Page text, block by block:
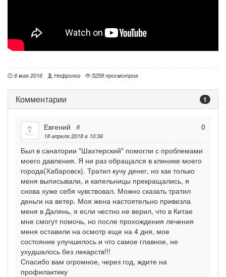
6 мая 2016 Нефролог 5259 просмотров
Комментарии 1
0
Евгений #
18 апреля 2018 в 10:36
Был в санатории "Шахтерский" помогли с проблемами
моего давления. Я ни раз обращался в клинике моего
города(Хабаровск). Тратил кучу денег, но как только
меня выписывали, и капельницы прекращались, я
снова хуже себя чувствовал. Можно сказать тратил
деньги на ветер. Моя жена настоятельно привезла
меня в Далянь, я если честно не верил, что в Китае
мне смогут помочь, но после прохождения лечения
меня оставили на осмотр еще на 4 дня, мое
состояние улучшилось и что самое главное, не
ухудшалось без лекарств!!!
Спасибо вам огромное, через год, ждите на
профилактику